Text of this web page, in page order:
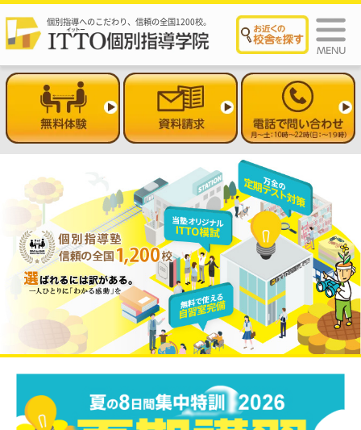
個別指導へのこだわり、信頼の全国1200校。